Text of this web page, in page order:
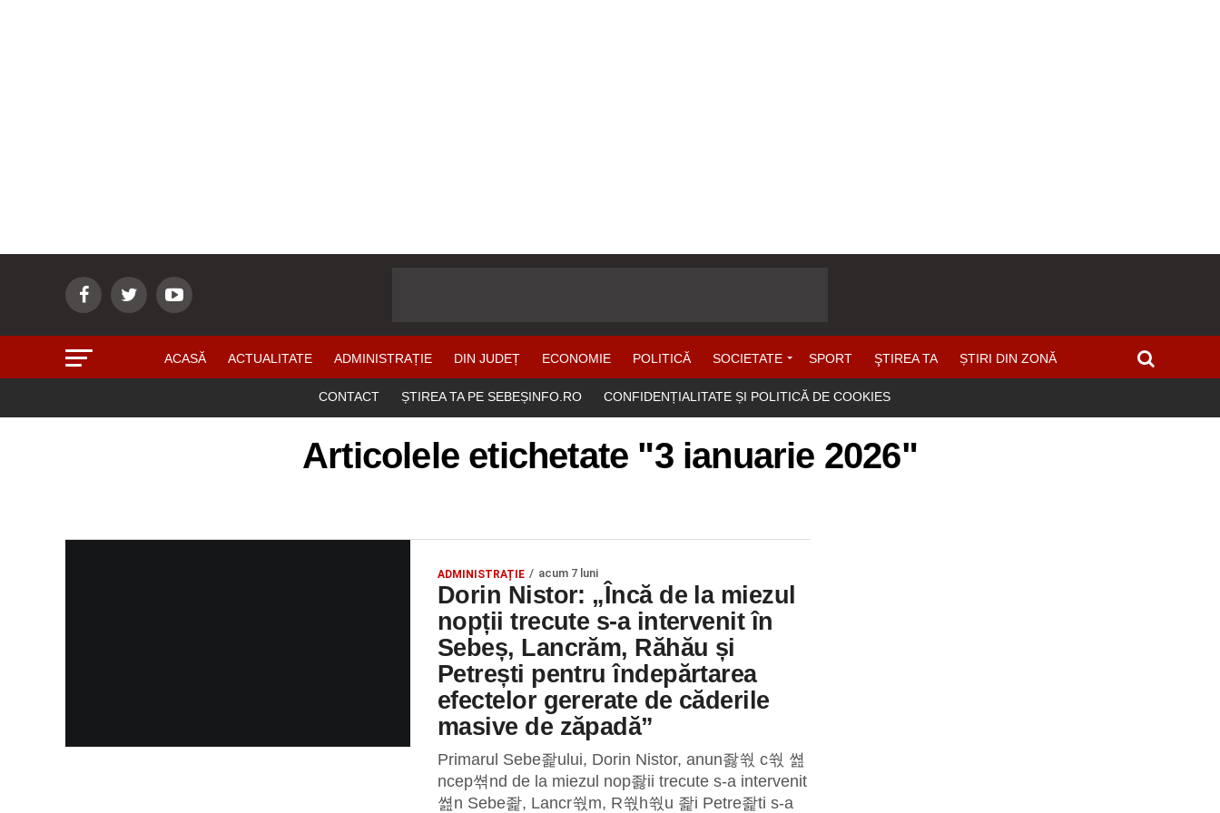
ACASĂ ACTUALITATE ADMINISTRAȚIE DIN JUDEȚ ECONOMIE POLITICĂ SOCIETATE SPORT ŞTIREA TA ȘTIRI DIN ZONĂ
CONTACT ȘTIREA TA PE SEBEȘINFO.RO CONFIDENȚIALITATE ȘI POLITICĂ DE COOKIES
Articolele etichetate "3 ianuarie 2026"
ADMINISTRAȚIE acum 7 luni
Dorin Nistor: „Încă de la miezul
nopții trecute s-a intervenit în
Sebeș, Lancrăm, Răhău și
Petrești pentru îndepărtarea
efectelor gererate de căderile
masive de zăpadă”
Primarul Sebe좙ului, Dorin Nistor, anun좛쒃 c쒃 쎮
ncep쎢nd de la miezul nop좛ii trecute s-a intervenit
쎮n Sebe좙, Lancr쒃m, R쒃h쒃u 좙i Petre좙ti s-a